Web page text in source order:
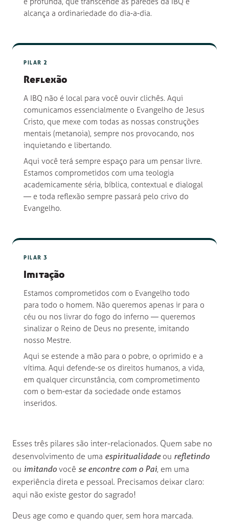
alcança a ordinariedade do dia-a-dia.
PILAR 2
Reflexão
A IBQ não é local para você ouvir clichês. Aqui
comunicamos essencialmente o Evangelho de Jesus
Cristo, que mexe com todas as nossas construções
mentais (metanoia), sempre nos provocando, nos
inquietando e libertando.
Aqui você terá sempre espaço para um pensar livre.
Estamos comprometidos com uma teologia
academicamente séria, bíblica, contextual e dialogal
— e toda reflexão sempre passará pelo crivo do
Evangelho.
PILAR 3
Imitação
Estamos comprometidos com o Evangelho todo
para todo o homem. Não queremos apenas ir para o
céu ou nos livrar do fogo do inferno — queremos
sinalizar o Reino de Deus no presente, imitando
nosso Mestre.
Aqui se estende a mão para o pobre, o oprimido e a
vítima. Aqui defende-se os direitos humanos, a vida,
em qualquer circunstância, com comprometimento
com o bem-estar da sociedade onde estamos
inseridos.
Esses três pilares são inter-relacionados. Quem sabe no
desenvolvimento de uma espiritualidadeou refletindo
ou imitandovocê se encontre com o Pai, em uma
experiência direta e pessoal. Precisamos deixar claro:
aqui não existe gestor do sagrado!
Deus age como e quando quer, sem hora marcada.